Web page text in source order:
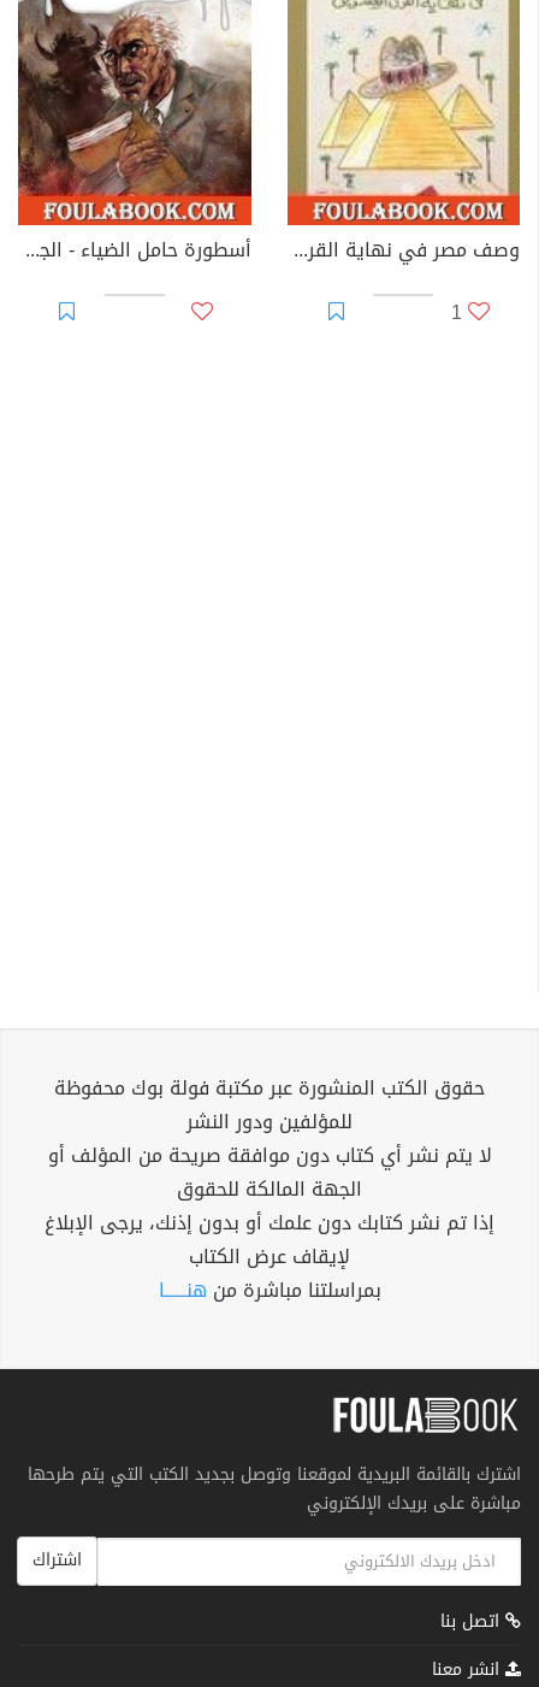
وصف مصر في نهاية القرن العشرين
1
أسطورة حامل الضياء - الجزء الأول
حقوق الكتب المنشورة عبر مكتبة فولة بوك محفوظة
للمؤلفين ودور النشر
لا يتم نشر أي كتاب دون موافقة صريحة من المؤلف أو
الجهة المالكة للحقوق
إذا تم نشر كتابك دون علمك أو بدون إذنك، يرجى الإبلاغ
لإيقاف عرض الكتاب
بمراسلتنا مباشرة من هنــــــا
اشترك بالقائمة البريدية لموقعنا وتوصل بجديد الكتب التي يتم طرحها
مباشرة على بريدك الإلكتروني
اشتراك
اتصل بنا
انشر معنا